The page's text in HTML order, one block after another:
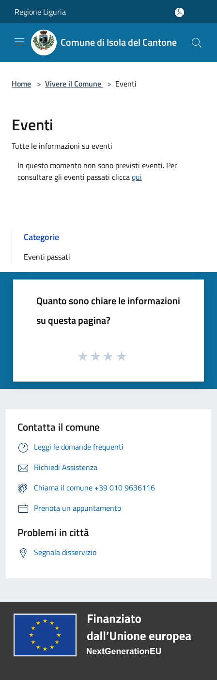
Regione Liguria
Comune di Isola del Cantone
Home > Vivere il Comune > Eventi
Eventi
Tutte le informazioni su eventi
In questo momento non sono previsti eventi. Per
consultare gli eventi passati cliccaqui
Categorie
Eventi passati
Quanto sono chiare le informazioni
su questa pagina?
Contatta il comune
Leggi le domande frequenti
Richiedi Assistenza
Chiama il comune +39 010 9636116
Prenota un appuntamento
Problemi in città
Segnala disservizio